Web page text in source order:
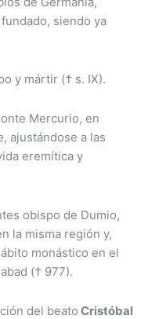
siendo ya
y mártir († s. IX).
Mercurio, en
ajustándose a las
eremítica y
obispo de Dumio,
la misma región y,
monástico en el
(† 977).
del beato Cristóbal